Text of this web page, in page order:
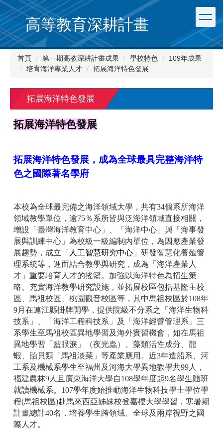
跳
到
主
要
內
高等教育深耕計畫
首頁 第一期高教深耕計畫成果 學校特色
109年成果
培育海洋專業人才
拓展海洋特色發展
拓展海洋特色發展
拓展海洋特色發展
拓展海洋特色發展，成為全球最具完整海洋特
色之國際著名學府
本校為全球最完備之海洋領域大學，共有34個系所海洋
領域教學單位，逾75％系所皆與泛海洋領域直接相關，
增設「臺灣海洋教育中心」、「海洋中心」與「海事發
展與訓練中心」為校級一級編制內單位，為因應產業發
展趨勢，成立「 人工智慧研究中心 」研發智慧化養殖管
理系統等，進而結合教學與研究，成為「海洋產業人
才」重要培育人才的搖籃。加強以海洋特色為招生策
略、充實海洋教學研究設施，並拓展校區包括基隆主校
區、馬祖校區、桃園觀音校區等，其中馬祖校區於108年
9月在連江縣掛牌開學，提供院級不分系之「海洋生物科
技系」、「海洋工程科技系」及「海洋經營管理系」三
系學生至馬祖校區異地學習及海外實習機會，如在馬祖
異地學習「藍眼淚」（夜光蟲）、藻類活性成分、龍
蝦、貽貝類「馬祖淡菜」等產業應用。近3年造船系、河
工系及機械系學生至福州及河海大學異地教學共99人，
福建農林9人且廣東海洋大學自108學年度起9名學生隨班
就讀機械系。107學年度始推動海洋生物科技學士學位學
程(馬祖校區)赴馬來西亞姊妹校登嘉樓大學學習，寒暑期
計畫總計40名，培養學生跨領域、全球及兩岸視野之國
際人才。